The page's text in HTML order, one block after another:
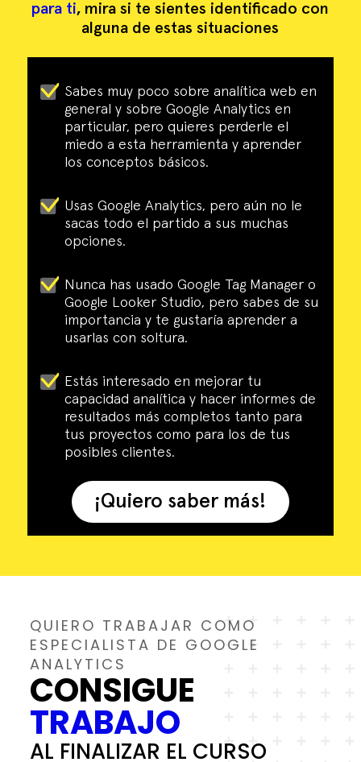
para ti, mira si te sientes identificado con
alguna de estas situaciones
Sabes muy poco sobre analítica web en
general y sobre Google Analytics en
particular, pero quieres perderle el
miedo a esta herramienta y aprender
los conceptos básicos.
Usas Google Analytics, pero aún no le
sacas todo el partido a sus muchas
opciones.
Nunca has usado Google Tag Manager o
Google Looker Studio, pero sabes de su
importancia y te gustaría aprender a
usarlas con soltura.
Estás interesado en mejorar tu
capacidad analítica y hacer informes de
resultados más completos tanto para
tus proyectos como para los de tus
posibles clientes.
¡Quiero saber más!
QUIERO TRABAJAR COMO
ESPECIALISTA DE GOOGLE
ANALYTICS
CONSIGUE
TRABAJO
AL FINALIZAR EL CURSO